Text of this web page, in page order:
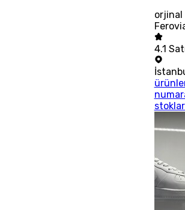
orjinal
4.1
stoklar